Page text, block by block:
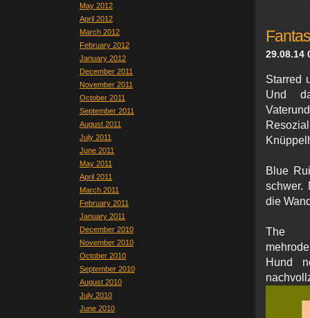
May 2012
April 2012
March 2012
February 2012
January 2012
December 2011
November 2011
October 2011
September 2011
August 2011
July 2011
June 2011
May 2011
April 2011
March 2011
February 2011
January 2011
December 2010
November 2010
October 2010
September 2010
August 2010
July 2010
June 2010
29.08.14
Starred
Und
Blue
schwer.
die
The
Hund